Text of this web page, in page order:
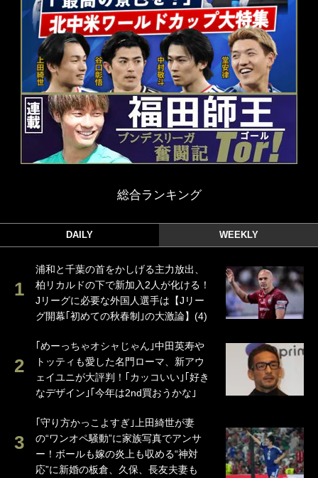
総合ランキング
DAILY WEEKLY
浦和と千葉の首をかしげる主力放出、
柏リカルドの下で新加入2人が化ける！
Jリーグに必要な外国人選手は【Jリー
グ開幕｢初めての秋春制｣の大激論】(4)
｢めーっちゃオシャじゃん｣中田英寿や
トッティも愛した名門ローマ、新アウ
ェイユニが大評判！｢カッコいい｣｢好き
なデザイン｣｢今年は2nd買おうかな｣
｢守り方かっこよすぎ｣上田綺世が妻
の“ワンオペ騒動”に家族写真でアンサ
ー！ボールも嫁の炎上も収める“神対
応”に新婚の板倉、久保、長友夫妻も